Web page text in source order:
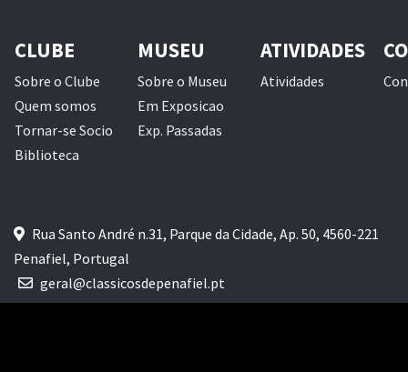
CLUBE
Sobre o Clube
Quem somos
Tornar-se Socio
Biblioteca
MUSEU
Sobre o Museu
Em Exposicao
Exp. Passadas
ATIVIDADES
Atividades
Rua Santo André n.31, Parque da Cidade, Ap. 50, 4560-221
Penafiel, Portugal
geral@classicosdepenafiel.pt